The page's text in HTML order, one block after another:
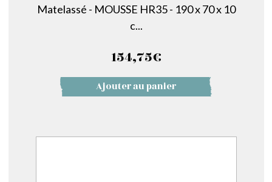
Matelassé - MOUSSE HR35 - 190 x 70 x 10
c...
154,75€
Ajouter au panier